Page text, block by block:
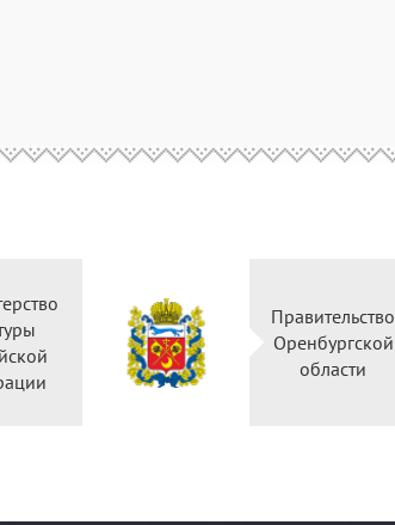
Правительство
Оренбургской
области